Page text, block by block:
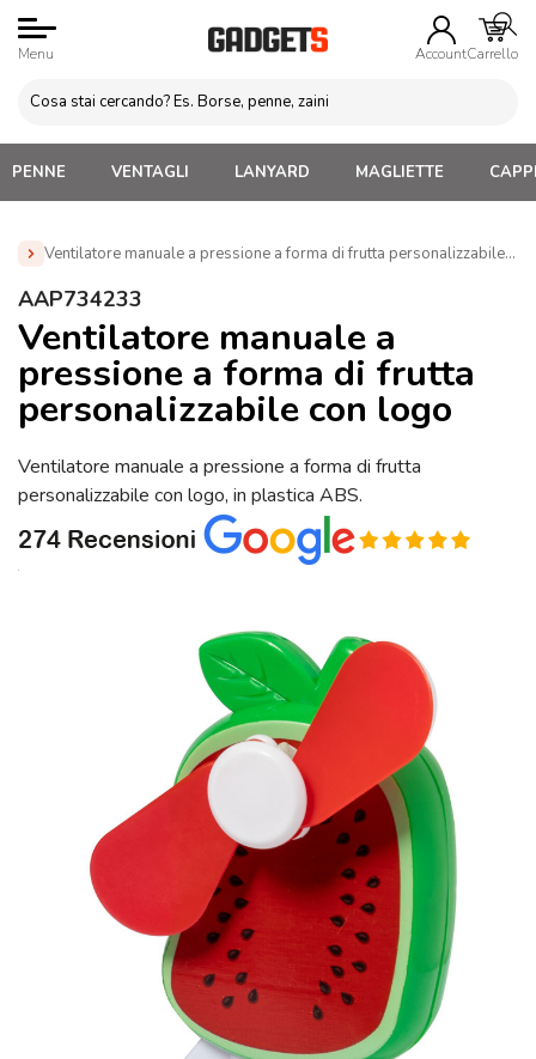
Menu AccountCarrello
PENNE VENTAGLI LANYARD MAGLIETTE
Ventilatore manuale a pressione a forma di frutta personalizzabile
Home » Gadget Personalizzabili per l'Estate
frutta personalizzabile con logo (AAP734233)
AAP734233
Ventilatore manuale a
pressione a forma di frutta
personalizzabile con logo
Ventilatore manuale a pressione a forma di frutta
personalizzabile con logo, in plastica ABS.